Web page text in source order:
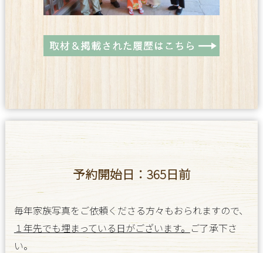
予約開始日：365日前
毎年家族写真をご依頼くださる方々もおられますので、
１年先でも埋まっている日がございます。 ご了承下さ
い。